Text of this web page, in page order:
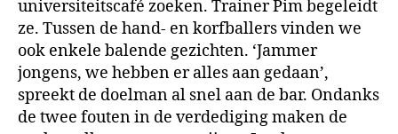
universiteitscafé zoeken. Trainer Pim begeleidt
ze. Tussen de hand- en korfballers vinden we
ook enkele balende gezichten. ‘Jammer
jongens, we hebben er alles aan gedaan’,
spreekt de doelman al snel aan de bar. Ondanks
de twee fouten in de verdediging maken de